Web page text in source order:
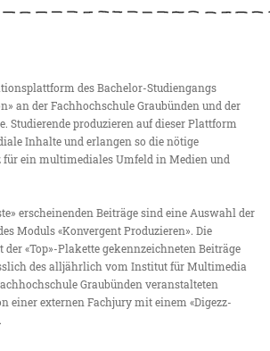
des Bachelor-Studiengangs
an der Fachhochschule Graubünden und der
Studierende produzieren auf dieser Plattform
Inhalte und erlangen so die nötige
für ein multimediales Umfeld in Medien und
erscheinenden Beiträge sind eine Auswahl der
Moduls «Konvergent Produzieren». Die
«Top»-Plakette gekennzeichneten Beiträge
des alljährlich vom Institut für Multimedia
Graubünden veranstalteten
einer externen Fachjury mit einem «Digezz-